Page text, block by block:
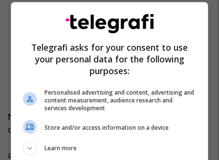
Ndërsa nuk ka asnjë justifikim për dhunën, ne e
dimë nga përvoja jonë në Mbretëri të Bashkuar
se ankesat reale dhe ato të perceptuara duhet të
adresohen për të siguruar paqen. Ne do të
Telegrafi asks for your consent to use
your personal data for the following
purposes:
Personalised advertising and content, advertising and
content measurement, audience research and
services development
Store and/or access information on a device
Learn more